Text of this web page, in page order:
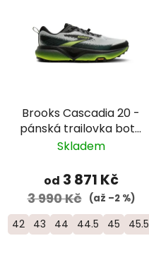
Brooks Cascadia 20 -
pánská trailovka bota
do horského terénu -
Skladem
od 3 871 Kč
3 990 Kč (až –2 %)
42 43 44 44.5 45 45.5